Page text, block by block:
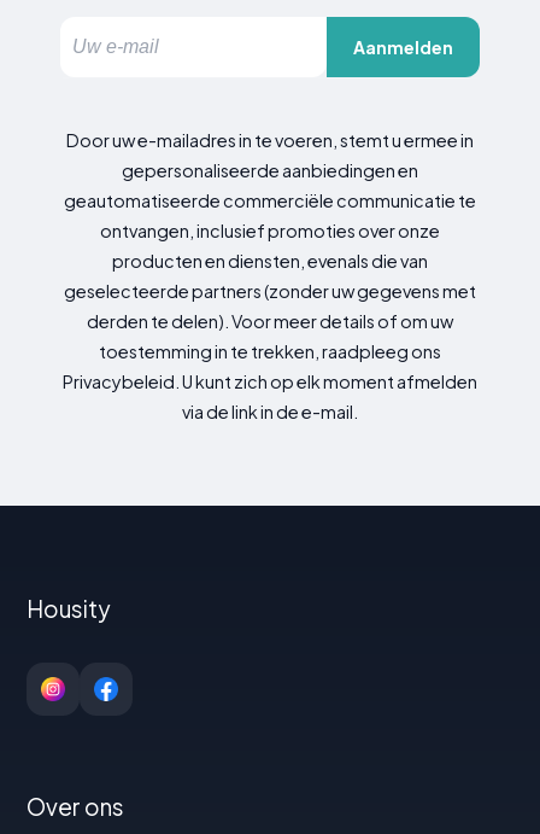
Aanmelden
Door uw e-mailadres in te voeren, stemt u ermee in
gepersonaliseerde aanbiedingen en
geautomatiseerde commerciële communicatie te
ontvangen, inclusief promoties over onze
producten en diensten, evenals die van
geselecteerde partners (zonder uw gegevens met
derden te delen). Voor meer details of om uw
toestemming in te trekken, raadpleeg ons
Privacybeleid. U kunt zich op elk moment afmelden
via de link in de e-mail.
Housity
Over ons